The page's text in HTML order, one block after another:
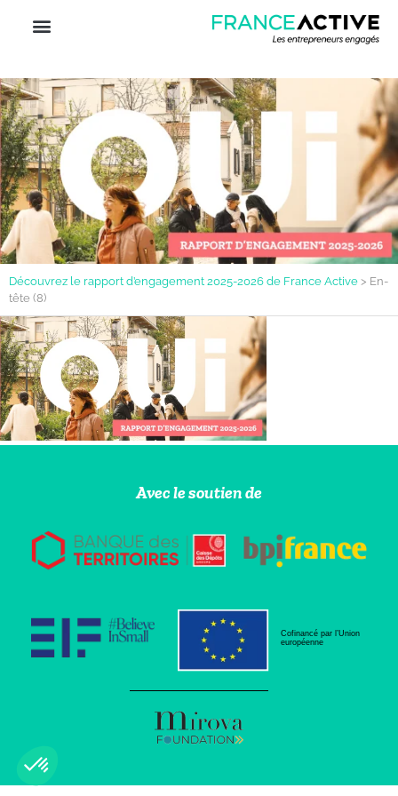
Découvrez le rapport d’engagement 2025-2026 de France Active > En-
tête (8)
Avec le soutien de
Cofinancé par l’Union
européenne